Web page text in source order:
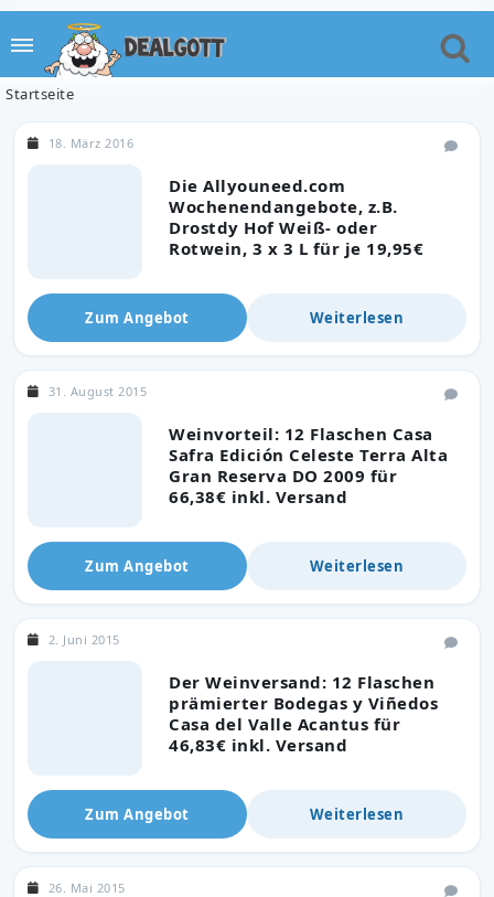
Startseite
Die Allyouneed.com
Wochenendangebote, z.B.
Drostdy Hof Weiß- oder
Rotwein, 3 x 3 L für je 19,95€
18. März 2016
Zum Angebot Weiterlesen
Weinvorteil: 12 Flaschen Casa
Safra Edición Celeste Terra Alta
Gran Reserva DO 2009 für
66,38€ inkl. Versand
31. August 2015
Zum Angebot Weiterlesen
Der Weinversand: 12 Flaschen
prämierter Bodegas y Viñedos
Casa del Valle Acantus für
46,83€ inkl. Versand
2. Juni 2015
Zum Angebot Weiterlesen
26. Mai 2015